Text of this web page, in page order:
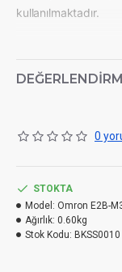
kullanılmaktadır.
Proximity limit swich
0
STOKTA
Model: Omron E2B-
Ağırlık: 0.60kg
Stok Kodu: BKSS0010